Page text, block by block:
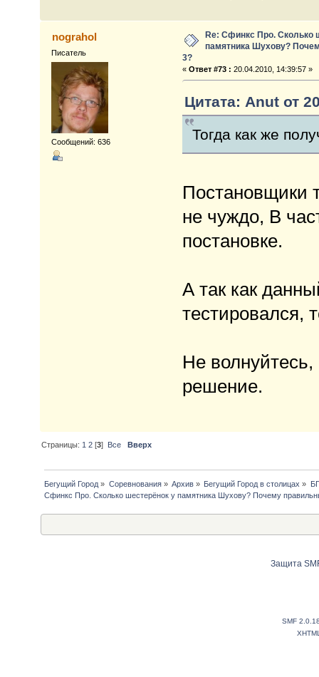
nograhol
Писатель
Сообщений: 636
Re: Сфинкс Про. Сколько
памятника Шухову?
3?
« Ответ #73 : 20.04.2010, 14:39:57 »
Цитата: Anut от
Тогда как же
Постановщики
не чуждо, В
постановке.
А так как
тестировался,
Не
решение.
Страницы: 1 2 [3] Все Вверх
Бегущий Город » Соревнования» Архив » Бегущий Город в столицах »
Сфинкс Про. Сколько шестерёнок у памятника Шухову? Почему
Защита
SMF